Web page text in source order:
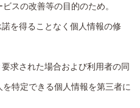
スの改善等の目的のため。
を得ることなく個人情報の修
求された場合および利用者の同
特定できる個人情報を第三者に